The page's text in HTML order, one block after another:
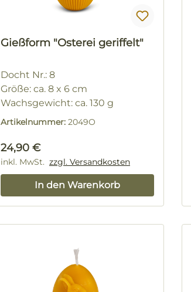
Gießform "Osterei geriffelt"
Docht Nr.: 8
Größe: ca. 8 x 6 cm
Wachsgewicht: ca. 130 g
Artikelnummer: 2049O
Regulärer Preis:
24,90 €
inkl. MwSt. zzgl. Versandkosten
In den Warenkorb